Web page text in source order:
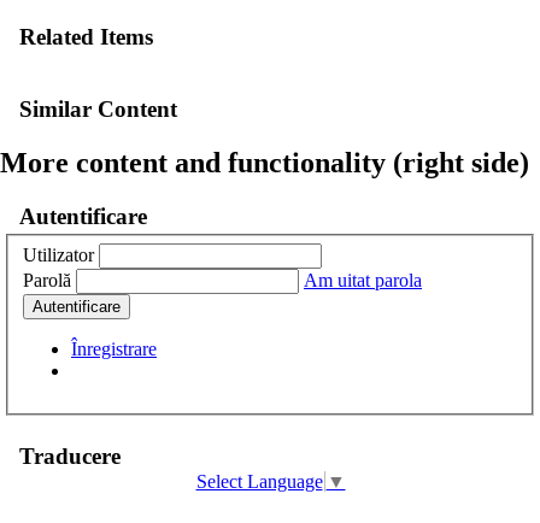
Related Items
Similar Content
More content and functionality (right side)
Autentificare
Utilizator
Parolă
Am uitat parola
Autentificare
Înregistrare
Traducere
Select Language ▼